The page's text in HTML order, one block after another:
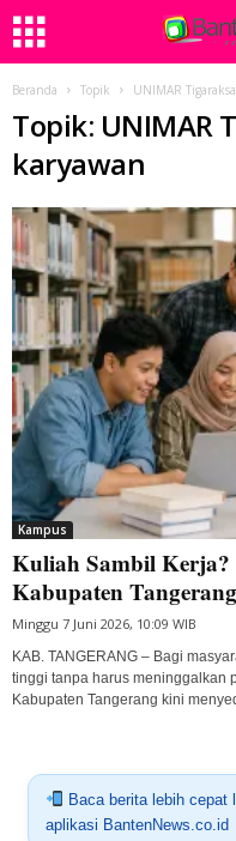
Beranda Topik UNIMAR
Topik: UNIMAR
karyawan
Kampus
Kuliah Sambil
Kabupaten
Minggu 7 Juni 2026, 10:09 WIB
KAB. TANGERANG – Bagi
tinggi tanpa harus meninggalkan
Kabupaten Tangerang kini
Baca berita lebih cepat
aplikasi BantenNews.co.id